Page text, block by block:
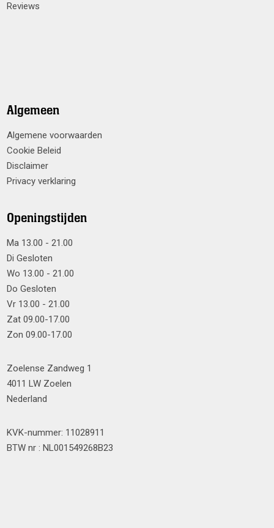
Reviews
Algemeen
Algemene voorwaarden
Cookie Beleid
Disclaimer
Privacy verklaring
Openingstijden
Ma 13.00 - 21.00
Di Gesloten
Wo 13.00 - 21.00
Do Gesloten
Vr 13.00 - 21.00
Zat 09.00-17.00
Zon 09.00-17.00
Zoelense Zandweg 1
4011 LW Zoelen
Nederland
KVK-nummer: 11028911
BTW nr : NL001549268B23